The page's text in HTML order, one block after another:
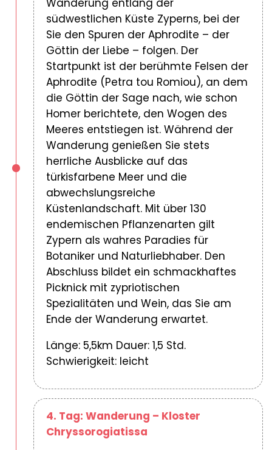
Wanderung entlang der
südwestlichen Küste Zyperns, bei der
Sie den Spuren der Aphrodite – der
Göttin der Liebe – folgen. Der
Startpunkt ist der berühmte Felsen der
Aphrodite (Petra tou Romiou), an dem
die Göttin der Sage nach, wie schon
Homer berichtete, den Wogen des
Meeres entstiegen ist. Während der
Wanderung genießen Sie stets
herrliche Ausblicke auf das
türkisfarbene Meer und die
abwechslungsreiche
Küstenlandschaft. Mit über 130
endemischen Pflanzenarten gilt
Zypern als wahres Paradies für
Botaniker und Naturliebhaber. Den
Abschluss bildet ein schmackhaftes
Picknick mit zypriotischen
Spezialitäten und Wein, das Sie am
Ende der Wanderung erwartet.
Länge: 5,5km Dauer: 1,5 Std.
Schwierigkeit: leicht
4. Tag: Wanderung – Kloster
Chryssorogiatissa